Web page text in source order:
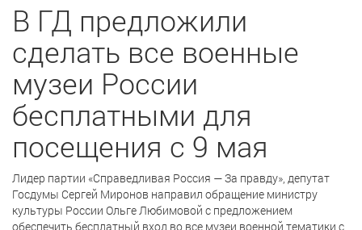
В ГД предложили
сделать все военные
музеи России
бесплатными для
посещения с 9 мая
Лидер партии «Справедливая Россия — За правду», депутат
Госдумы Сергей Миронов направил обращение министру
культуры России Ольге Любимовой с предложением
обеспечить бесплатный вход во все музеи военной тематики с